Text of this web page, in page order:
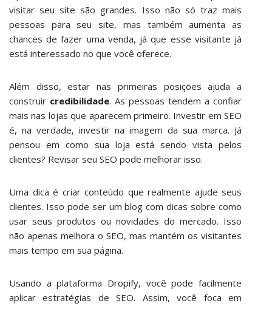
visitar seu site são grandes. Isso não só traz mais
pessoas para seu site, mas também aumenta as
chances de fazer uma venda, já que esse visitante já
está interessado no que você oferece.
Além disso, estar nas primeiras posições ajuda a
construir credibilidade. As pessoas tendem a confiar
mais nas lojas que aparecem primeiro. Investir em SEO
é, na verdade, investir na imagem da sua marca. Já
pensou em como sua loja está sendo vista pelos
clientes? Revisar seu SEO pode melhorar isso.
Uma dica é criar conteúdo que realmente ajude seus
clientes. Isso pode ser um blog com dicas sobre como
usar seus produtos ou novidades do mercado. Isso
não apenas melhora o SEO, mas mantém os visitantes
mais tempo em sua página.
Usando a plataforma Dropify, você pode facilmente
aplicar estratégias de SEO. Assim, você foca em